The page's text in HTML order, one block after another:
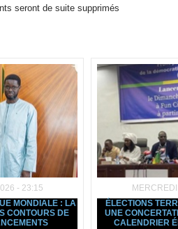
seront de suite supprimés
- 23:15
MONDIALE : LA
CONTOURS DE
ÉLECTIONS
UNE
CALENDRIER